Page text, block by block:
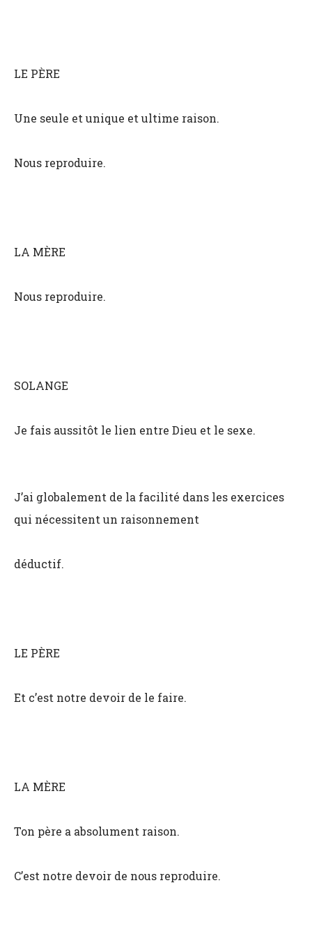
LE PÈRE
Une seule et unique et ultime raison.
Nous reproduire.
LA MÈRE
Nous reproduire.
SOLANGE
Je fais aussitôt le lien entre Dieu et le sexe.
J’ai globalement de la facilité dans les exercices
qui nécessitent un raisonnement
déductif.
LE PÈRE
Et c’est notre devoir de le faire.
LA MÈRE
Ton père a absolument raison.
C’est notre devoir de nous reproduire.